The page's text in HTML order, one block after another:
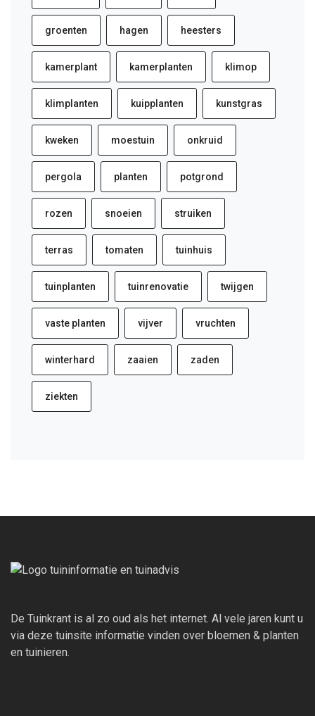
groenten hagen heesters
kamerplant kamerplanten klimop
klimplanten kuipplanten kunstgras
kweken moestuin onkruid
pergola planten potgrond
rozen snoeien struiken
terras tomaten tuinhuis
tuinplanten tuinrenovatie twijgen
vaste planten vijver vruchten
winterhard zaaien zaden
ziekten
De Tuinkrant is al zo oud als het internet. Al vele jaren kunt u
via deze tuinsite informatie vinden over bloemen & planten
en tuinieren.